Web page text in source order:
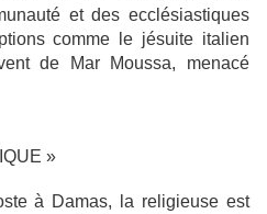
et des ecclésiastiques
comme le jésuite italien
de Mar Moussa, menacé
»
à Damas, la religieuse est